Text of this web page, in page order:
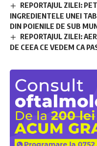
REPORTAJUL ZILEI:
INGREDIENTELE UNEI
DIN POIENILE DE SUB
REPORTAJUL ZILEI:
DE CEEA CE VEDEM CA